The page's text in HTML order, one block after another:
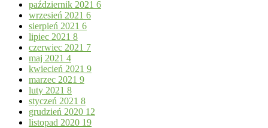
październik 2021 6
wrzesień 2021 6
sierpień 2021 6
lipiec 2021 8
czerwiec 2021 7
maj 2021 4
kwiecień 2021 9
marzec 2021 9
luty 2021 8
styczeń 2021 8
grudzień 2020 12
listopad 2020 19